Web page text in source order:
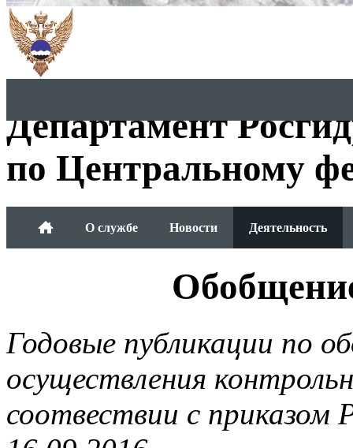
Департамент
по Центральному
О службе Новости Деятельность
Годовые публикации по
осуществления
соотвествии с